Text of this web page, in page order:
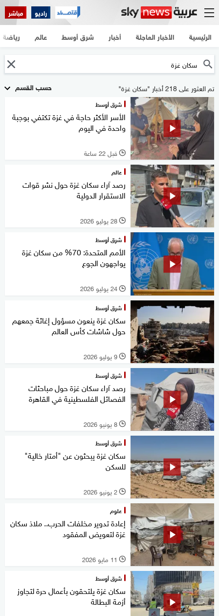
راديو مباشر
الرئيسية الأخبار العاجلة أخبار شرق أوسط عالم رياضة
حسب القسم تم العثور على 218 أخبار "سكان غزة"
شرق أوسط
الأسر الأكثر حاجة في غزة تكتفي بوجبة
واحدة في اليوم
l قبل 22 ساعة
عالم
رصد آراء سكان غزة حول نشر قوات
الاستقرار الدولية
l 28 يوليو 2026
شرق أوسط
الأمم المتحدة: 70% من سكان غزة
يواجهون الجوع
l 24 يوليو 2026
شرق أوسط
سكان غزة ينعون مسؤول إغاثة جمعهم
حول شاشات كأس العالم
l 9 يوليو 2026
شرق أوسط
رصد آراء سكان غزة حول مباحثات
الفصائل الفلسطينية في القاهرة
l 8 يونيو 2026
شرق أوسط
سكان غزة يبحثون عن "أمتار خالية"
للسكن
l 2 يونيو 2026
علوم
إعادة تدوير مخلفات الحرب.. ملاذ سكان
غزة لتعويض المفقود
l 11 مايو 2026
شرق أوسط
سكان غزة يلتحقون بأعمال حرة لتجاوز
أزمة البطالة